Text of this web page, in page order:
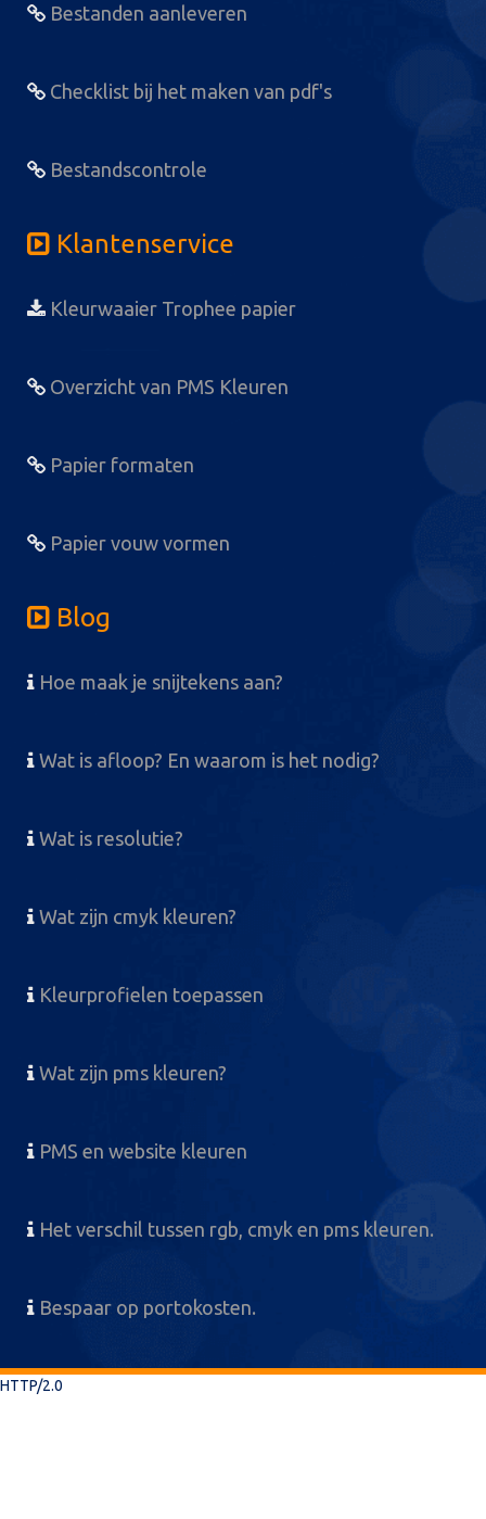
Bestanden aanleveren
Checklist bij het maken van pdf's
Bestandscontrole
Klantenservice
Kleurwaaier Trophee papier
Overzicht van PMS Kleuren
Papier formaten
Papier vouw vormen
Blog
Hoe maak je snijtekens aan?
Wat is afloop? En waarom is het nodig?
Wat is resolutie?
Wat zijn cmyk kleuren?
Kleurprofielen toepassen
Wat zijn pms kleuren?
PMS en website kleuren
Het verschil tussen rgb, cmyk en pms kleuren.
Bespaar op portokosten.
HTTP/2.0